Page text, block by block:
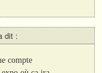
dit :
compte